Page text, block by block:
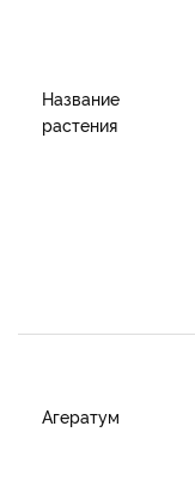
Название
растения
Агератум